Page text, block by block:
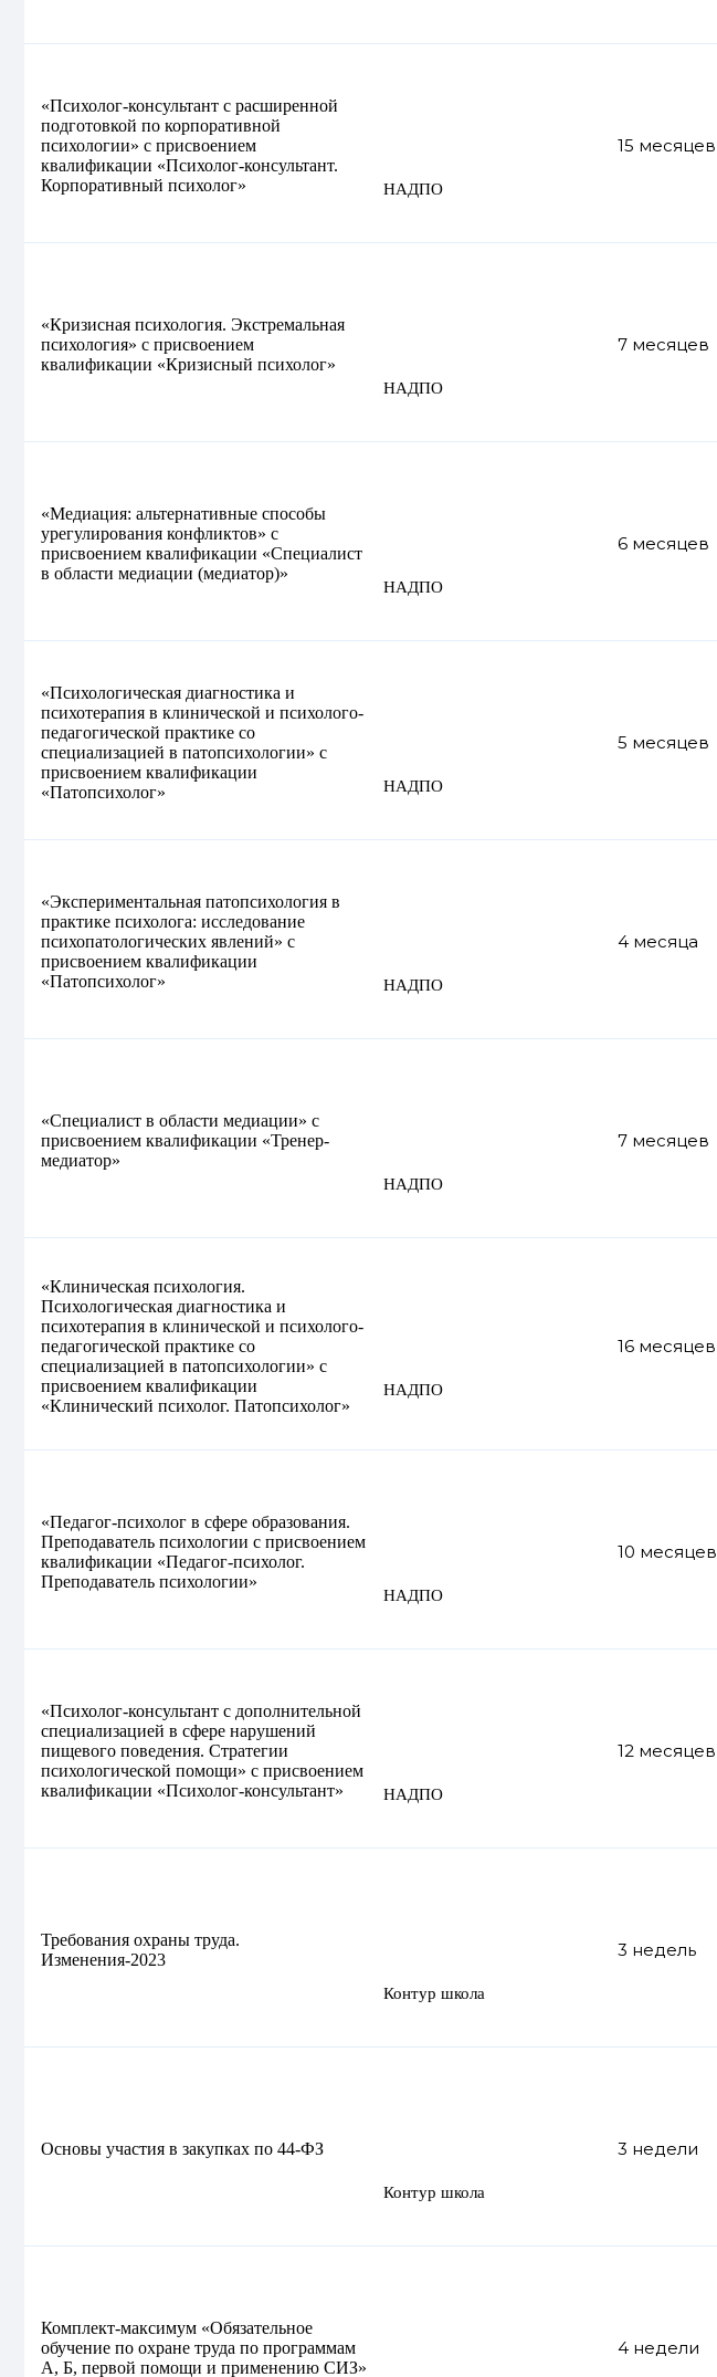
«Психолог-консультант с расширенной
подготовкой по корпоративной
психологии» с присвоением
квалификации «Психолог-консультант.
Корпоративный психолог»
НАДПО
15 месяцев
«Кризисная психология. Экстремальная
психология» с присвоением
квалификации «Кризисный психолог»
НАДПО
7 месяцев
«Медиация: альтернативные способы
урегулирования конфликтов» с
присвоением квалификации «Специалист
в области медиации (медиатор)»
НАДПО
6 месяцев
«Психологическая диагностика и
психотерапия в клинической и психолого-
педагогической практике со
специализацией в патопсихологии» с
присвоением квалификации
«Патопсихолог»
НАДПО
5 месяцев
«Экспериментальная патопсихология в
практике психолога: исследование
психопатологических явлений» с
присвоением квалификации
«Патопсихолог»
НАДПО
4 месяца
«Специалист в области медиации» с
присвоением квалификации «Тренер-
медиатор»
НАДПО
7 месяцев
«Клиническая психология.
Психологическая диагностика и
психотерапия в клинической и психолого-
педагогической практике со
специализацией в патопсихологии» с
присвоением квалификации
«Клинический психолог. Патопсихолог»
НАДПО
16 месяцев
«Педагог-психолог в сфере образования.
Преподаватель психологии с присвоением
квалификации «Педагог-психолог.
Преподаватель психологии»
НАДПО
10 месяцев
«Психолог-консультант с дополнительной
специализацией в сфере нарушений
пищевого поведения. Стратегии
психологической помощи» с присвоением
квалификации «Психолог-консультант»
НАДПО
12 месяцев
Требования охраны труда.
Изменения‑2023
Контур школа
3 недель
Основы участия в закупках по 44‑ФЗ
Контур школа
3 недели
Комплект‑максимум «Обязательное
обучение по охране труда по программам
А, Б, первой помощи и применению СИЗ»
4 недели